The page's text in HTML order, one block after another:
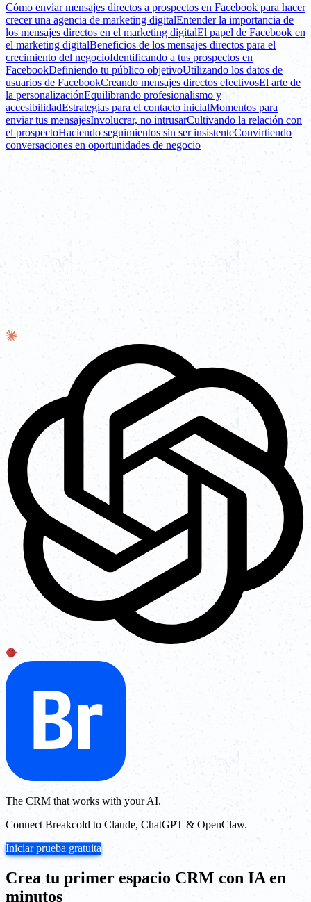
Cómo enviar mensajes directos a prospectos en Facebook para hacer
crecer una agencia de marketing digitalEntender la importancia de
los mensajes directos en el marketing digitalEl papel de Facebook en
el marketing digitalBeneficios de los mensajes directos para el
crecimiento del negocioIdentificando a tus prospectos en
FacebookDefiniendo tu público objetivoUtilizando los datos de
usuarios de FacebookCreando mensajes directos efectivosEl arte de
la personalizaciónEquilibrando profesionalismo y
accesibilidadEstrategias para el contacto inicialMomentos para
enviar tus mensajesInvolucrar, no intrusarCultivando la relación con
el prospectoHaciendo seguimientos sin ser insistenteConvirtiendo
conversaciones en oportunidades de negocio
The CRM that works with your AI.
Connect Breakcold to Claude, ChatGPT & OpenClaw.
Iniciar prueba gratuita
Crea tu primer espacio CRM con IA en
minutos